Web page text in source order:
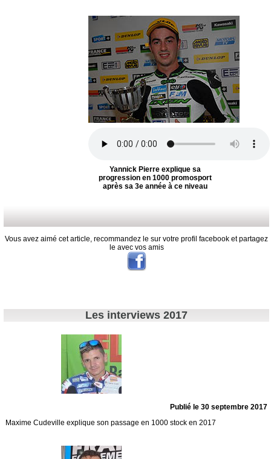
Yannick Pierre explique sa
progression en 1000 promosport
après sa 3e année à ce niveau
Vous avez aimé cet article, recommandez le sur votre profil facebook et partagez
le avec vos amis
Les interviews 2017
Publié le 30 septembre 2017
Maxime Cudeville explique son passage en 1000 stock en 2017